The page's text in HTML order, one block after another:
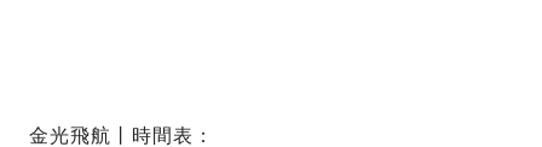
金光飛航丨時間表：